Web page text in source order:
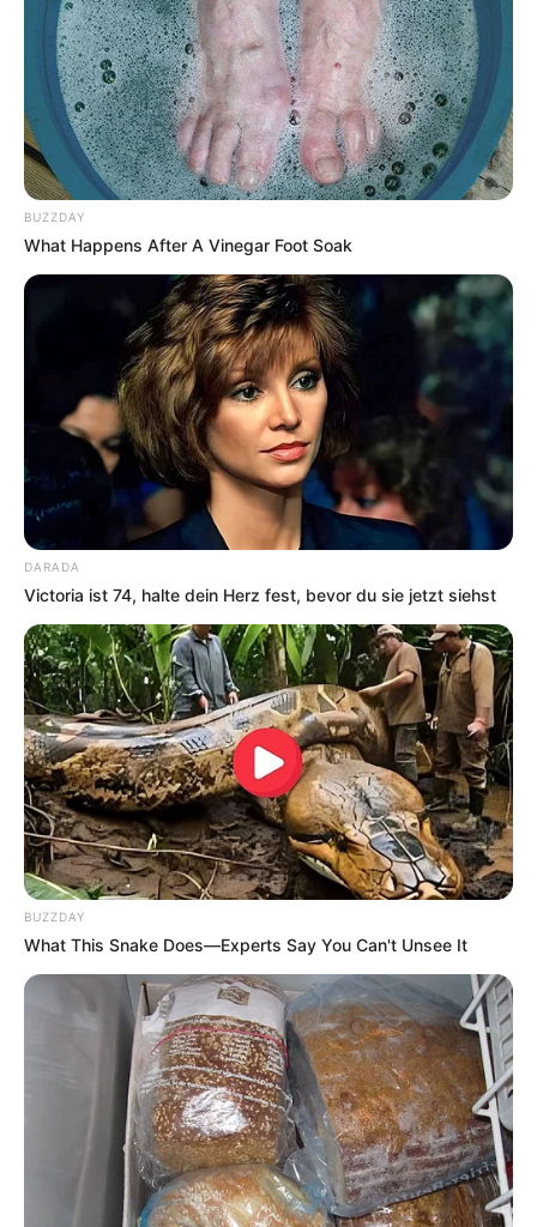
BUZZDAY
What Happens After A Vinegar Foot Soak
DARADA
Victoria ist 74, halte dein Herz fest, bevor du sie jetzt siehst
BUZZDAY
What This Snake Does—Experts Say You Can't Unsee It